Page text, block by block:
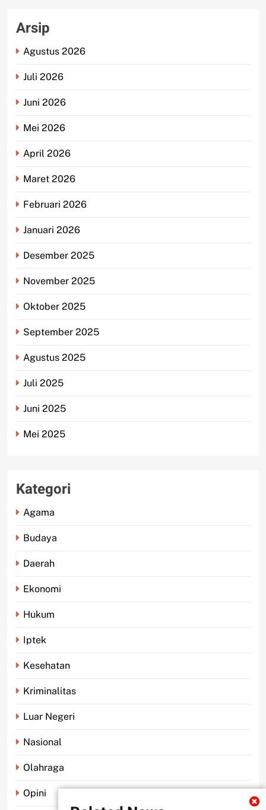
Arsip
Agustus 2026
Juli 2026
Juni 2026
Mei 2026
April 2026
Maret 2026
Februari 2026
Januari 2026
Desember 2025
November 2025
Oktober 2025
September 2025
Agustus 2025
Juli 2025
Juni 2025
Mei 2025
Kategori
Agama
Budaya
Daerah
Ekonomi
Hukum
Iptek
Kesehatan
Kriminalitas
Luar Negeri
Nasional
Olahraga
Opini